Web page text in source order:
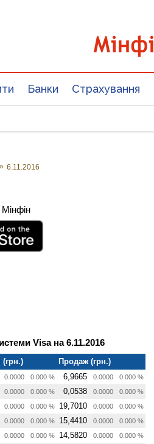
Банки Страхування
» 6.11.2016
Visa на 6.11.2016
(грн.)
Продаж (грн.)
0.0000 0.000 % 6,9665 0.0000 0.000 %
0.0000 0.000 % 0,0538 0.0000 0.000 %
0.0000 0.000 % 19,7010 0.0000 0.000 %
0.0000 0.000 % 15,4410 0.0000 0.000 %
0.0000 0.000 % 14,5820 0.0000 0.000 %